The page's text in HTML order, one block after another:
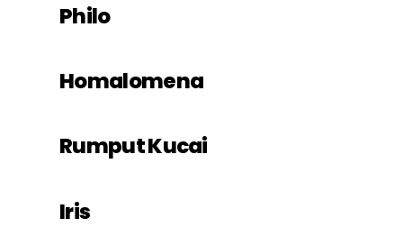
Philo
Homalomena
Rumput Kucai
Iris